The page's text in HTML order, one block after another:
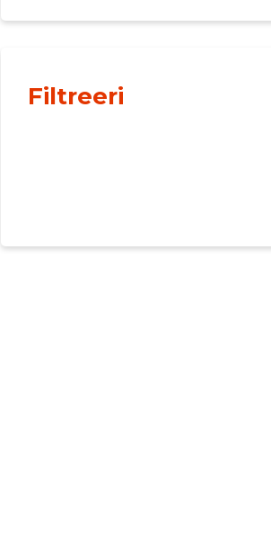
Filtreeri